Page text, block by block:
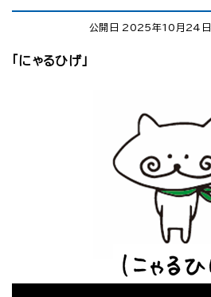
公開日 2025年10月24日
「にゃるひげ」